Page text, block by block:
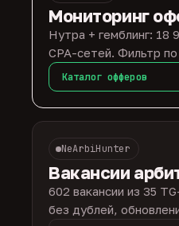
Мониторинг
Нутра + гемблинг: 18
CPA-сетей. Фильтр
Каталог офферов
NeArbiHunter
Вакансии
602 вакансии из 35
без дублей,